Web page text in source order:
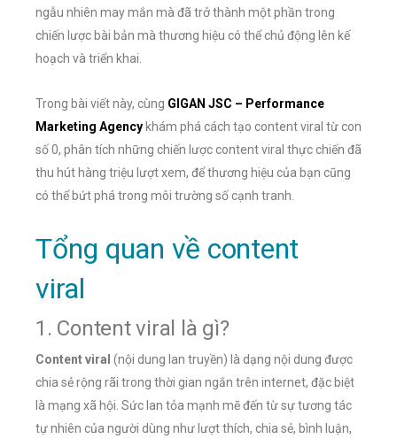
ngẫu nhiên may mắn mà đã trở thành một phần trong
chiến lược bài bản mà thương hiệu có thể chủ động lên kế
hoạch và triển khai.
Trong bài viết này, cùng GIGAN JSC – Performance
Marketing Agency khám phá cách tạo content viral từ con
số 0, phân tích những chiến lược content viral thực chiến đã
thu hút hàng triệu lượt xem, để thương hiệu của bạn cũng
có thể bứt phá trong môi trường số cạnh tranh.
Tổng quan về content
viral
1. Content viral là gì?
Content viral (nội dung lan truyền) là dạng nội dung được
chia sẻ rộng rãi trong thời gian ngắn trên internet, đặc biệt
là mạng xã hội. Sức lan tỏa mạnh mẽ đến từ sự tương tác
tự nhiên của người dùng như lượt thích, chia sẻ, bình luận,